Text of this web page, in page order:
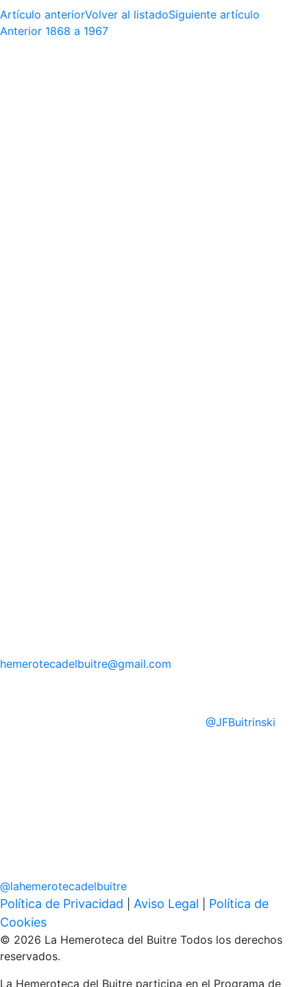
Artículo anteriorVolver al listadoSiguiente artículo
Anterior 1868 a 1967
hemerotecadelbuitre@gmail.com
@JFBuitrinski
@lahemerotecadelbuitre
Política de Privacidad Aviso Legal
Política de
Cookies
© 2026 La Hemeroteca del Buitre Todos los derechos
reservados.
La Hemeroteca del Buitre participa en el Programa de